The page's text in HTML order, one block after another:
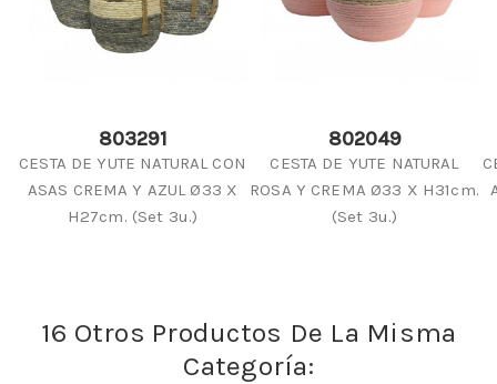
803291
CESTA DE YUTE NATURAL CON
ASAS CREMA Y AZUL Ø33 X
H27cm. (Set 3u.)
802049
CESTA DE YUTE NATURAL
ROSA Y CREMA Ø33 X H31cm.
(Set 3u.)
16 Otros Productos De La Misma
Categoría: